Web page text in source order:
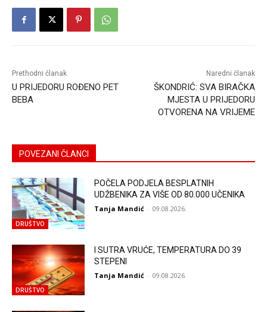
Prethodni članak
U PRIJEDORU ROĐENO PET
BEBA
Naredni članak
ŠKONDRIĆ: SVA BIRAČKA
MJESTA U PRIJEDORU
OTVORENA NA VRIJEME
POVEZANI ČLANCI
DRUŠTVO
POČELA PODJELA BESPLATNIH
UDŽBENIKA ZA VIŠE OD 80.000 UČENIKA
Tanja Mandić - 09.08.2026.
DRUŠTVO
I SUTRA VRUĆE, TEMPERATURA DO 39
STEPENI
Tanja Mandić - 09.08.2026.